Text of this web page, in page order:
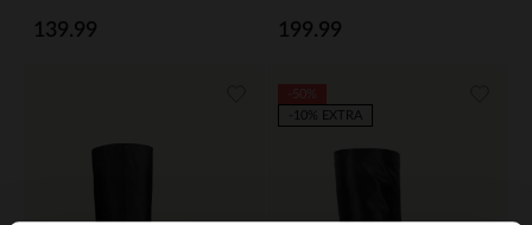
139.99 199.99
-10% EXTRA